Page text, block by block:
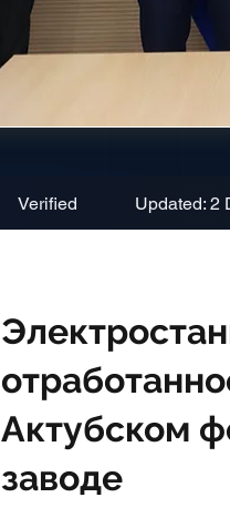
Verified Updated: 2
Актубском
заводе